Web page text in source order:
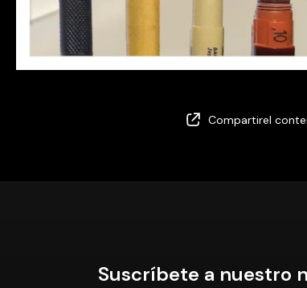
Compartirel
Suscríbete a nuestro